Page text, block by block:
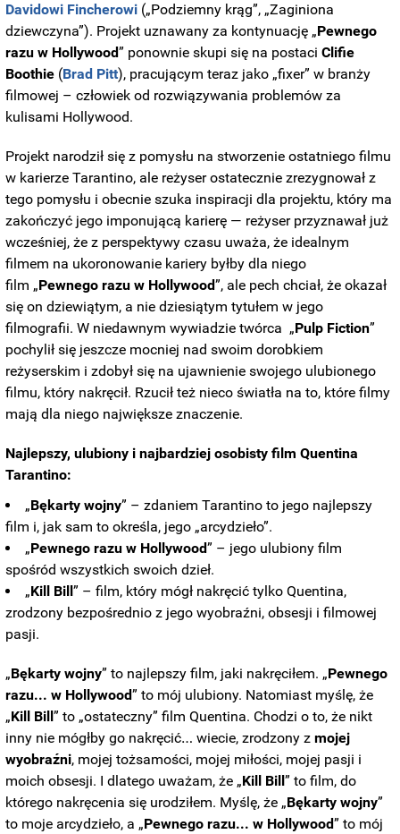
Davidowi Fincherowi („Podziemny krąg”, „Zaginiona
dziewczyna”). Projekt uznawany za kontynuację „Pewnego
razu w Hollywood” ponownie skupi się na postaciClifie
Boothie (Brad Pitt), pracującym teraz jako „fixer” w branży
filmowej – człowiek od rozwiązywania problemów za
kulisami Hollywood.
Projekt narodził się z pomysłu na stworzenie ostatniego filmu
w karierze Tarantino, ale reżyser ostatecznie zrezygnował z
tego pomysłu i obecnie szuka inspiracji dla projektu, który ma
zakończyć jego imponującą karierę — reżyser przyznawał już
wcześniej, że z perspektywy czasu uważa, że idealnym
filmem na ukoronowanie kariery byłby dla niego
film „Pewnego razu w Hollywood”, ale pech chciał, że okazał
się on dziewiątym, a nie dziesiątym tytułem w jego
filmografii. W niedawnym wywiadzie twórca „Pulp Fiction”
pochylił się jeszcze mocniej nad swoim dorobkiem
reżyserskim i zdobył się na ujawnienie swojego ulubionego
filmu, który nakręcił. Rzucił też nieco światła na to, które filmy
mają dla niego największe znaczenie.
Najlepszy, ulubiony i najbardziej osobisty film Quentina
Tarantino:
„Bękarty wojny” – zdaniem Tarantino to jego najlepszy
film i, jak sam to określa, jego „arcydzieło”.
„Pewnego razu w Hollywood” – jego ulubiony film
spośród wszystkich swoich dzieł.
„Kill Bill” – film, który mógł nakręcić tylko Quentina,
zrodzony bezpośrednio z jego wyobraźni, obsesji i filmowej
pasji.
„Bękarty wojny” to najlepszy film, jaki nakręciłem. „Pewnego
razu... w Hollywood” to mój ulubiony. Natomiast myślę, że
„Kill Bill” to „ostateczny” film Quentina. Chodzi o to, że nikt
inny nie mógłby go nakręcić… wiecie, zrodzony zmojej
wyobraźni, mojej tożsamości, mojej miłości, mojej pasji i
moich obsesji. I dlatego uważam, że „Kill Bill” to film, do
którego nakręcenia się urodziłem. Myślę, że „Bękarty wojny”
to moje arcydzieło, a „Pewnego razu... w Hollywood” to mój